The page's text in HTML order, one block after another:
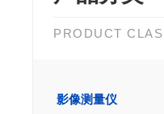
PRODUCT
影像测量仪